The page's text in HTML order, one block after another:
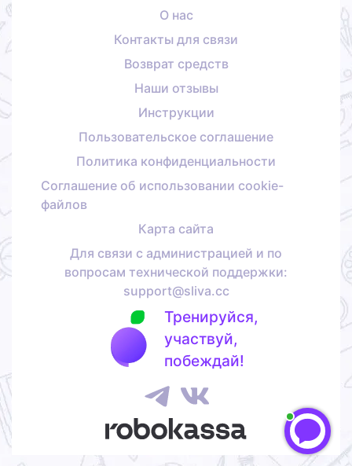
О нас
Контакты для связи
Возврат средств
Наши отзывы
Инструкции
Пользовательское соглашение
Политика конфиденциальности
Соглашение об использовании cookie-
файлов
Карта сайта
Для связи с администрацией и по
вопросам технической поддержки:
support@sliva.cc
Тренируйся,
участвуй,
побеждай!